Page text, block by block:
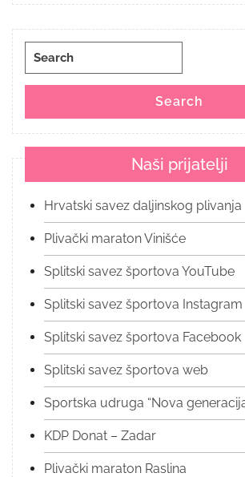
Search
Search
Naši prijatelji
Hrvatski savez daljinskog plivanja
Plivački maraton Vinišće
Splitski savez športova YouTube
Splitski savez športova Instagram
Splitski savez športova Facebook
Splitski savez športova web
Sportska udruga “Nova
KDP Donat – Zadar
Plivački maraton Raslina